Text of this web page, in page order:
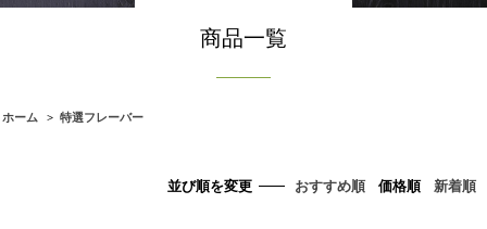
商品一覧
ホーム > 特選フレーバー
並び順を変更 おすすめ順 価格順 新着順